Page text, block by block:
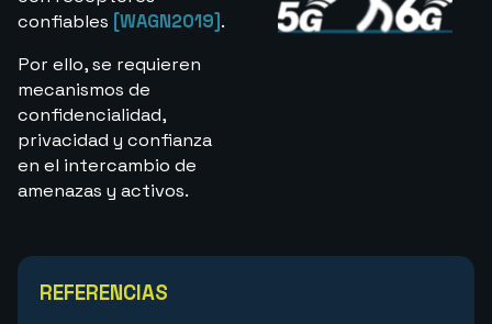
confiables [WAGN2019].
Por ello, se requieren
mecanismos de
confidencialidad,
privacidad y confianza
en el intercambio de
amenazas y activos.
REFERENCIAS